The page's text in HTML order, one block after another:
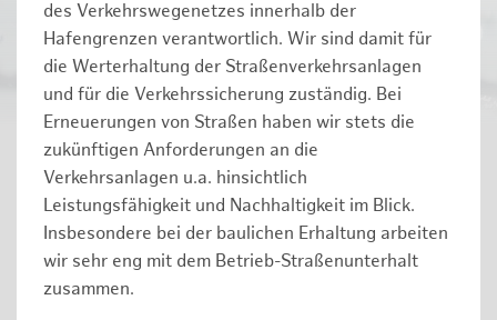
des Verkehrswegenetzes innerhalb der
Hafengrenzen verantwortlich. Wir sind damit für
die Werterhaltung der Straßenverkehrsanlagen
und für die Verkehrssicherung zuständig. Bei
Erneuerungen von Straßen haben wir stets die
zukünftigen Anforderungen an die
Verkehrsanlagen u.a. hinsichtlich
Leistungsfähigkeit und Nachhaltigkeit im Blick.
Insbesondere bei der baulichen Erhaltung arbeiten
wir sehr eng mit dem Betrieb-Straßenunterhalt
zusammen.